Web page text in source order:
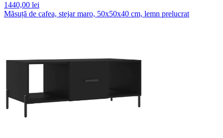
1440,00 lei
Măsuță de cafea, stejar maro, 50x50x40 cm, lemn prelucrat